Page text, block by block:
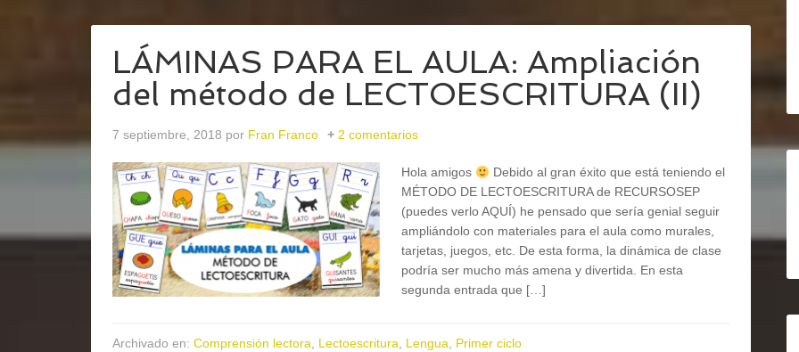
LÁMINAS PARA EL AULA: Ampliación
del método de LECTOESCRITURA (II)
7 septiembre, 2018 por Fran Franco 2 comentarios
Hola amigos
Debido al gran éxito que está teniendo el
MÉTODO DE LECTOESCRITURA de RECURSOSEP
(puedes verlo AQUÍ) he pensado que sería genial seguir
ampliándolo con materiales para el aula como murales,
tarjetas, juegos, etc. De esta forma, la dinámica de clase
podría ser mucho más amena y divertida. En esta
segunda entrada que […]
Archivado en: Comprensión lectora, Lectoescritura, Lengua, Primer ciclo